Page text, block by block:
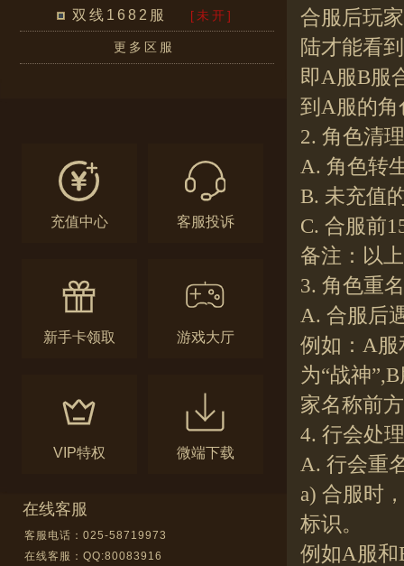
双线1682服 [未开]
更多区服
充值中心 客服投诉
新手卡领取 游戏大厅
VIP特权 微端下载
在线客服
客服电话：025-58719973
在线客服： QQ:80083916
合服后玩
陆才能看
即A服B服
到A服的角
2. 角色清
A. 角色转
B. 未充值
C. 合服前
备注：以
3. 角色重
A. 合服后
例如：A服
为“战神
家名称前
4. 行会处
A. 行会重
a) 合服时
标识。
例如A服和